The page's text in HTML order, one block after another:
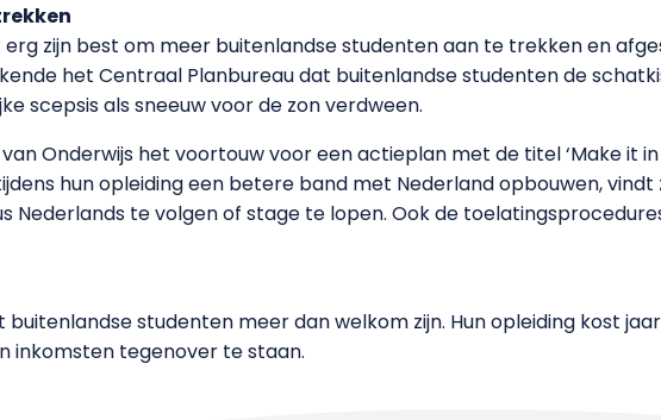
zijn best om meer buitenlandse studenten aan te trekken en
het Centraal Planbureau dat buitenlandse studenten de
scepsis als sneeuw voor de zon verdween.
Onderwijs het voortouw voor een actieplan met de titel ‘Make it
hun opleiding een betere band met Nederland opbouwen, vindt
Nederlands te volgen of stage te lopen. Ook de
studenten meer dan welkom zijn. Hun opleiding kost
inkomsten tegenover te staan.